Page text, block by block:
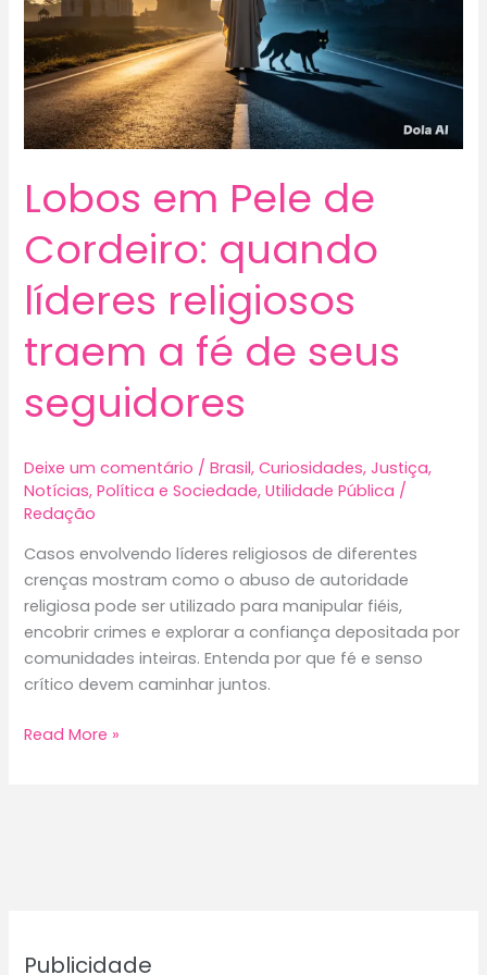
Publicidade
Lobos em Pele de
Cordeiro: quando
líderes religiosos
traem a fé de seus
seguidores
Deixe um comentário /Brasil,Curiosidades,Justiça,
Notícias,Política e Sociedade,Utilidade Pública /
Redação
Casos envolvendo líderes religiosos de diferentes
crenças mostram como o abuso de autoridade
religiosa pode ser utilizado para manipular fiéis,
encobrir crimes e explorar a confiança depositada por
comunidades inteiras. Entenda por que fé e senso
crítico devem caminhar juntos.
Lobos
a
Read More »